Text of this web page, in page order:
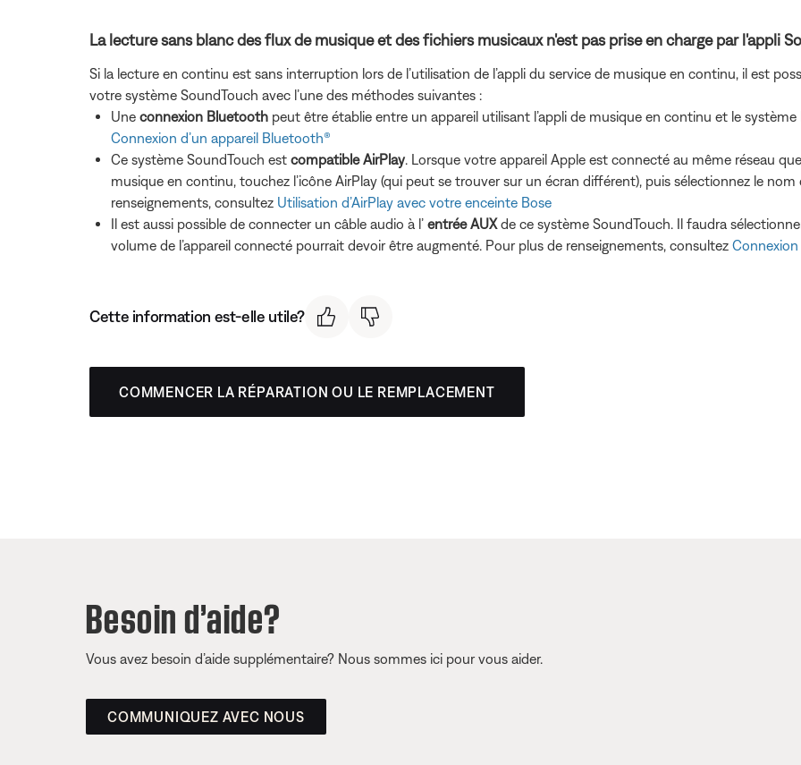
La lecture sans blanc des flux de musique et des fichiers musicaux n'est pas prise en charge par l'appli
Si la lecture en continu est sans interruption lors de l’utilisation de l’appli du service de musique en continu, il est
votre système SoundTouch avec l’une des méthodes suivantes :
Une connexion Bluetooth peut être établie entre un appareil utilisant l’appli de musique en continu et le
Connexion d’un appareil Bluetooth®
Ce système SoundTouch est compatible AirPlay . Lorsque votre appareil Apple est connecté au même réseau
musique en continu, touchez l’icône AirPlay (qui peut se trouver sur un écran différent), puis sélectionnez le
renseignements, consultez Utilisation d’AirPlay avec votre enceinte Bose
Il est aussi possible de connecter un câble audio à l’ entrée AUXde ce système SoundTouch. Il faudra
volume de l’appareil connecté pourrait devoir être augmenté. Pour plus de renseignements, consultez
Cette information est-elle utile?
COMMENCER LA RÉPARATION OU LE REMPLACEMENT
Besoin d’aide?
Vous avez besoin d’aide supplémentaire? Nous sommes ici pour vous aider.
COMMUNIQUEZ AVEC NOUS